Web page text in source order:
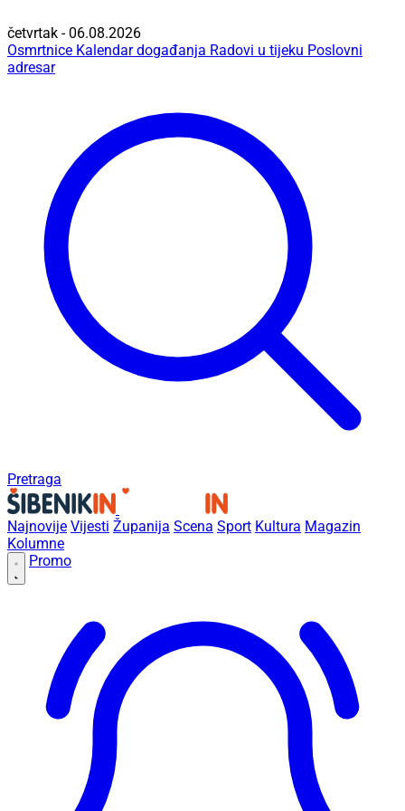
četvrtak - 06.08.2026
Osmrtnice Kalendar događanja Radovi u tijeku Poslovni
adresar
Pretraga
Najnovije Vijesti Županija Scena Sport Kultura Magazin
Kolumne
Promo